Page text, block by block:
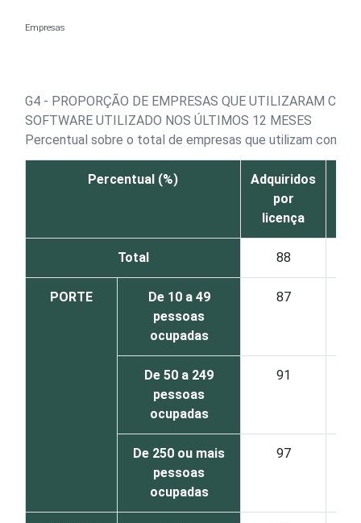
Empresas
G4 - PROPORÇÃO DE EMPRESAS QUE UTILIZARAM
SOFTWARE UTILIZADO NOS ÚLTIMOS 12 MESES
Percentual sobre o total de empresas que utilizam
Percentual (%)
Adquiridos
por
licença
Total 88
PORTE
De 10 a 49
pessoas
ocupadas
87
De 50 a 249
pessoas
ocupadas
91
De 250 ou mais
pessoas
ocupadas
97